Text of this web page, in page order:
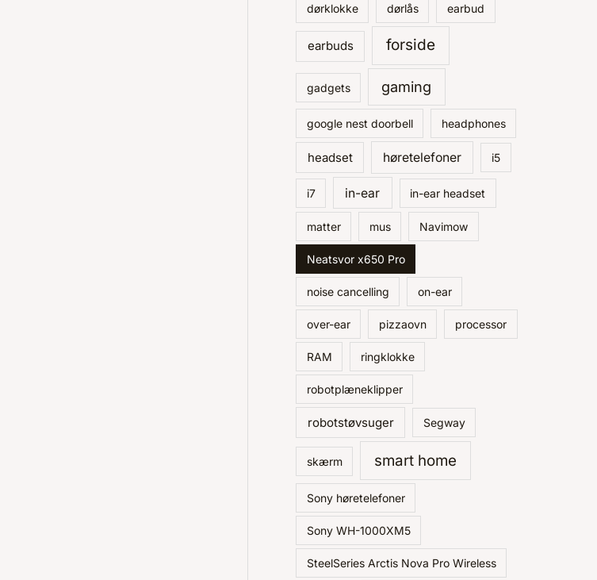
:
dørklokke dørlås earbud
earbuds forside
gadgets gaming
google nest doorbell headphones
headset høretelefoner i5
i7 in-ear in-ear headset
matter mus Navimow
Neatsvor x650 Pro
noise cancelling on-ear
over-ear pizzaovn processor
RAM ringklokke
robotplæneklipper
robotstøvsuger Segway
skærm smart home
Sony høretelefoner
Sony WH-1000XM5
SteelSeries Arctis Nova Pro Wireless